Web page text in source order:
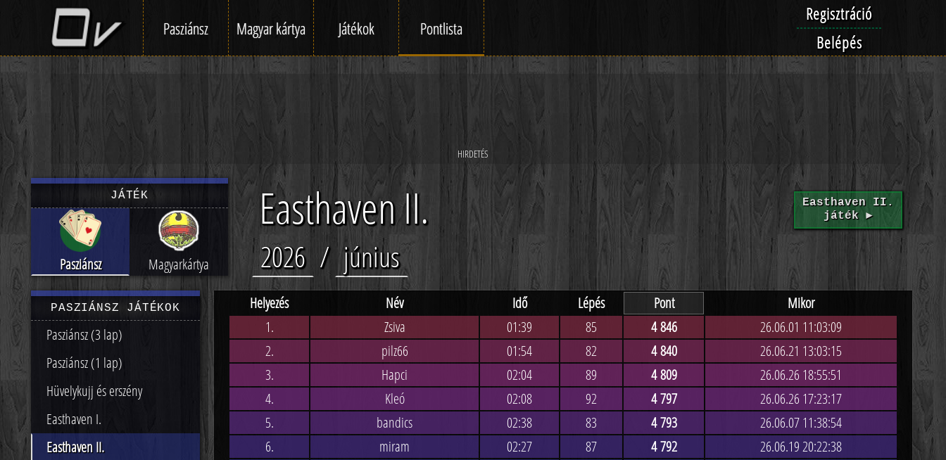
Pasziánsz Magyar kártya Játékok Pontlista
Regisztráció
Belépés
JÁTÉK
Pasziánsz Magyarkártya
Easthaven II.
2026 / június
Easthaven II.
játék ►
PASZIÁNSZ JÁTÉKOK
Pasziánsz (3 lap)
Pasziánsz (1 lap)
Hüvelykujj és erszény
Easthaven I.
Easthaven II.
Helyezés Név Idő Lépés Pont
Mikor
1.
Zsiva 01:39 85 4 846
26.06.01 11:03:09
2.
pilz66 01:54 82 4 840
26.06.21 13:03:15
3.
Hapci 02:04 89 4 809
26.06.26 18:55:51
4.
Kleó 02:08 92 4 797
26.06.26 17:23:17
5.
bandics 02:38 83 4 793
26.06.07 11:38:54
6.
miram 02:27 87 4 792
26.06.19 20:22:38